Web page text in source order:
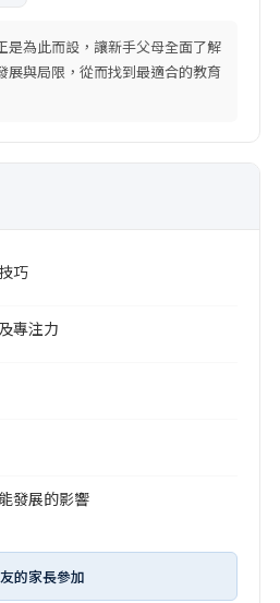
是為此而設，讓新手父母全面了解
展與局限，從而找到最適合的教育
巧
專注力
發展的影響
的家長參加